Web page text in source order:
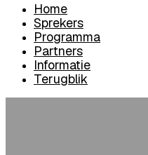
Home
Sprekers
Programma
Partners
Informatie
Terugblik